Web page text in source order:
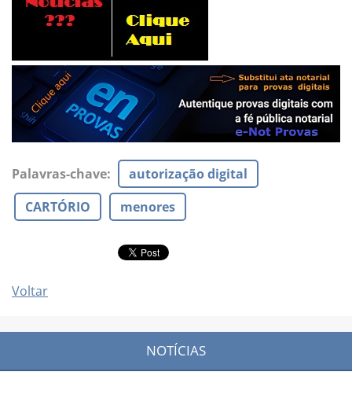
Palavras-chave:
autorização digital
CARTÓRIO
menores
Voltar
NOTÍCIAS